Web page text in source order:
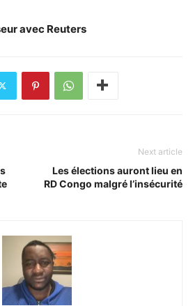
avec Reuters
Next article
Les élections auront lieu en
RD Congo malgré l’insécurité